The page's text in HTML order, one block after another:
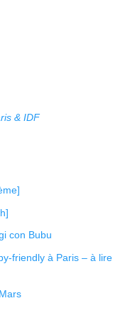
& IDF
con Bubu
friendly à Paris – à lire